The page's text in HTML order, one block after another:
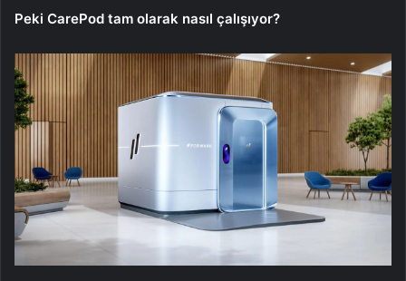
Peki CarePod tam olarak nasıl çalışıyor?